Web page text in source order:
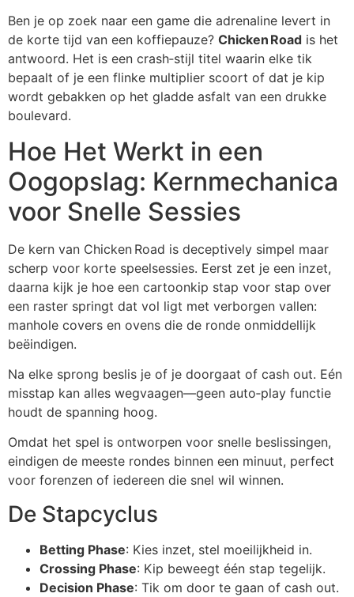
Ben je op zoek naar een game die adrenaline levert in
de korte tijd van een koffiepauze? Chicken Road is het
antwoord. Het is een crash‑stijl titel waarin elke tik
bepaalt of je een flinke multiplier scoort of dat je kip
wordt gebakken op het gladde asfalt van een drukke
boulevard.
Hoe Het Werkt in een
Oogopslag: Kernmechanica
voor Snelle Sessies
De kern van Chicken Road is deceptively simpel maar
scherp voor korte speelsessies. Eerst zet je een inzet,
daarna kijk je hoe een cartoonkip stap voor stap over
een raster springt dat vol ligt met verborgen vallen:
manhole covers en ovens die de ronde onmiddellijk
beëindigen.
Na elke sprong beslis je of je doorgaat of cash out. Eén
misstap kan alles wegvaagen—geen auto‑play functie
houdt de spanning hoog.
Omdat het spel is ontworpen voor snelle beslissingen,
eindigen de meeste rondes binnen een minuut, perfect
voor forenzen of iedereen die snel wil winnen.
De Stapcyclus
Betting Phase: Kies inzet, stel moeilijkheid in.
Crossing Phase: Kip beweegt één stap tegelijk.
Decision Phase: Tik om door te gaan of cash out.